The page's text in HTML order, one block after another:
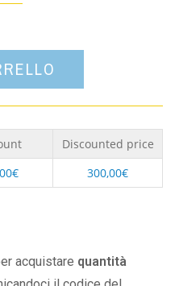
Discounted price
€ 300,00€
acquistare quantità